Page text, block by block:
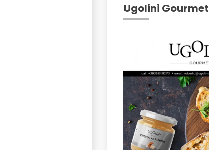
Ugolini Gourmet